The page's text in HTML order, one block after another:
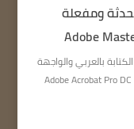
ومفعلة
بالعربي والواجهة
في لغتين الانجليزية والروسية… البرامج المرفقة: Adobe Acrobat Pro DC